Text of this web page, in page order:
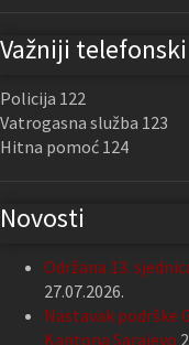
Važniji
Policija 122
Vatrogasna služba 123
Hitna pomoć 124
Novosti
Održana 13.
27.07.2026.
Nastavak podrške
Kantona Sarajevo